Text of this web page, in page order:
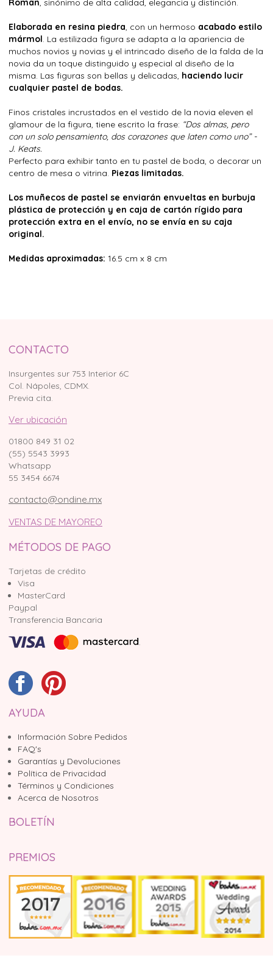
Roman, sinónimo de alta calidad, elegancia y distinción.
Elaborada en resina piedra, con un hermoso acabado estilo
mármol. La estilizada figura se adapta a la apariencia de
muchos novios y novias y el intrincado diseño de la falda de la
novia da un toque distinguido y especial al diseño de la
misma. Las figuras son bellas y delicadas, haciendo lucir
cualquier pastel de bodas.
Finos cristales incrustados en el vestido de la novia eleven el
glamour de la figura, tiene escrito la frase: “Dos almas, pero
con un solo pensamiento, dos corazones que laten como uno” -
J. Keats.
Perfecto para exhibir tanto en tu pastel de boda, o decorar un
centro de mesa o vitrina. Piezas limitadas.
Los muñecos de pastel se enviarán envueltas en burbuja
plástica de protección y en caja de cartón rígido para
protección extra en el envío, no se envía en su caja
original.
Medidas aproximadas: 16.5 cm x 8 cm
CONTACTO
Insurgentes sur 753 Interior 6C
Col. Nápoles, CDMX.
Previa cita.
Ver ubicación
01800 849 31 02
(55) 5543 3993
Whatsapp
55 3454 6674
contacto@ondine.mx
VENTAS DE MAYOREO
MÉTODOS DE PAGO
Tarjetas de crédito
Visa
MasterCard
Paypal
Transferencia Bancaria
AYUDA
Información Sobre Pedidos
FAQ's
Garantías y Devoluciones
Política de Privacidad
Términos y Condiciones
Acerca de Nosotros
BOLETÍN
PREMIOS